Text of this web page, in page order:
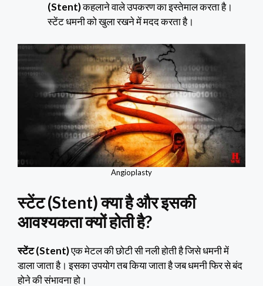
(Stent)कहलाने वाले उपकरण का इस्तेमाल करता है।
स्टेंट धमनी को खुला रखने में मदद करता है।
Angioplasty
स्टेंट (Stent) क्या है और इसकी
आवश्यकता क्यों होती है?
स्टेंट (Stent)एक मेटल की छोटी सी नली होती है जिसे धमनी में
डाला जाता है। इसका उपयोग तब किया जाता है जब धमनी फिर से बंद
होने की संभावना हो।